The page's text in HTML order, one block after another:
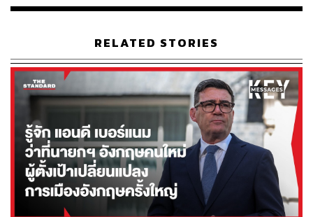
ABOUT THE AUTHOR
กองบรรณาธิการ THE STANDARD
RELATED STORIES